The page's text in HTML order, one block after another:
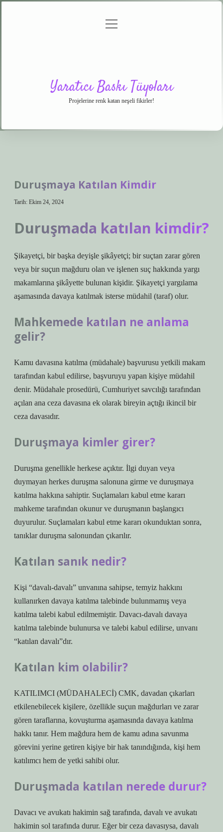
menüyü
Yaratıcı Baskı Tüyoları
Projelerine renk katan neşeli fikirler!
Duruşmaya Katılan Kimdir
Tarih: Ekim 24, 2024
Duruşmada katılan kimdir?
Şikayetçi, bir başka deyişle şikâyetçi; bir suçtan zarar gören
veya bir suçun mağduru olan ve işlenen suç hakkında yargı
makamlarına şikâyette bulunan kişidir. Şikayetçi yargılama
aşamasında davaya katılmak isterse müdahil (taraf) olur.
Mahkemede katılan ne anlama
gelir?
Kamu davasına katılma (müdahale) başvurusu yetkili makam
tarafından kabul edilirse, başvuruyu yapan kişiye müdahil
denir. Müdahale prosedürü, Cumhuriyet savcılığı tarafından
açılan ana ceza davasına ek olarak bireyin açtığı ikincil bir
ceza davasıdır.
Duruşmaya kimler girer?
Duruşma genellikle herkese açıktır. İlgi duyan veya
duymayan herkes duruşma salonuna girme ve duruşmaya
katılma hakkına sahiptir. Suçlamaları kabul etme kararı
mahkeme tarafından okunur ve duruşmanın başlangıcı
duyurulur. Suçlamaları kabul etme kararı okunduktan sonra,
tanıklar duruşma salonundan çıkarılır.
Katılan sanık nedir?
Kişi “davalı-davalı” unvanına sahipse, temyiz hakkını
kullanırken davaya katılma talebinde bulunmamış veya
katılma talebi kabul edilmemiştir. Davacı-davalı davaya
katılma talebinde bulunursa ve talebi kabul edilirse, unvanı
“katılan davalı”dır.
Katılan kim olabilir?
KATILIMCI (MÜDAHALECİ) CMK, davadan çıkarları
etkilenebilecek kişilere, özellikle suçun mağdurları ve zarar
gören taraflarına, kovuşturma aşamasında davaya katılma
hakkı tanır. Hem mağdura hem de kamu adına savunma
görevini yerine getiren kişiye bir hak tanındığında, kişi hem
katılımcı hem de yetki sahibi olur.
Duruşmada katılan nerede durur?
Davacı ve avukatı hakimin sağ tarafında, davalı ve avukatı
hakimin sol tarafında durur. Eğer bir ceza davasıysa, davalı